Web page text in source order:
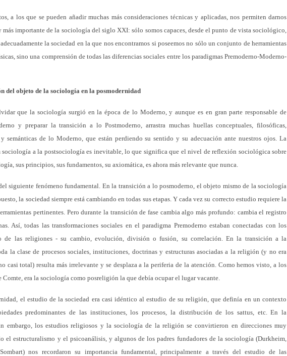
a los que se pueden añadir muchas más consideraciones técnicas y aplicadas, nos permiten darnos
más importante de la sociología del siglo XXI: sólo somos capaces, desde el punto de vista sociológico,
la sociedad en la que nos encontramos si poseemos no sólo un conjunto de herramientas
sino una comprensión de todas las diferencias sociales entre los paradigmas Premoderno-Moderno-
del objeto de la sociología en la posmodernidad
que la sociología surgió en la época de lo Moderno, y aunque es en gran parte responsable de
y preparar la transición a lo Postmoderno, arrastra muchas huellas conceptuales, filosóficas,
semánticas de lo Moderno, que están perdiendo su sentido y su adecuación ante nuestros ojos. La
sociología a la postsociología es inevitable, lo que significa que el nivel de reflexión sociológica sobre
sus principios, sus fundamentos, su axiomática, es ahora más relevante que nunca.
siguiente fenómeno fundamental. En la transición a lo posmoderno, el objeto mismo de la sociología
la sociedad siempre está cambiando en todas sus etapas. Y cada vez su correcto estudio requiere la
pertinentes. Pero durante la transición de fase cambia algo más profundo: cambia el registro
Así, todas las transformaciones sociales en el paradigma Premoderno estaban conectadas con los
de las religiones - su cambio, evolución, división o fusión, su correlación. En la transición a la
la clase de procesos sociales, instituciones, doctrinas y estructuras asociadas a la religión (y no era
casi total) resulta más irrelevante y se desplaza a la periferia de la atención. Como hemos visto, a los
Comte, era la sociología como posreligión la que debía ocupar el lugar vacante.
el estudio de la sociedad era casi idéntico al estudio de su religión, que definía en un contexto
predominantes de las instituciones, los procesos, la distribución de los sattus, etc. En la
embargo, los estudios religiosos y la sociología de la religión se convirtieron en direcciones muy
el estructuralismo y el psicoanálisis, y algunos de los padres fundadores de la sociología (Durkheim,
nos recordaron su importancia fundamental, principalmente a través del estudio de las